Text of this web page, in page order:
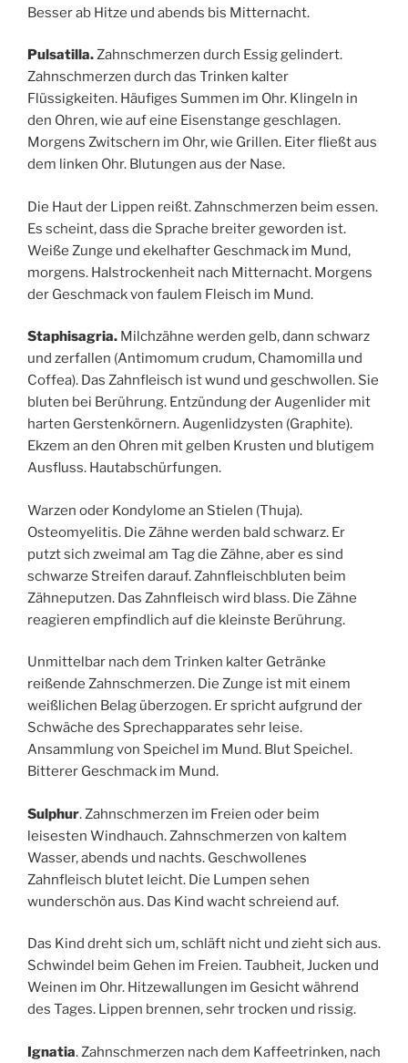
Besser ab Hitze und abends bis Mitternacht.
Pulsatilla.Zahnschmerzen durch Essig gelindert.
Zahnschmerzen durch das Trinken kalter
Flüssigkeiten. Häufiges Summen im Ohr. Klingeln in
den Ohren, wie auf eine Eisenstange geschlagen.
Morgens Zwitschern im Ohr, wie Grillen. Eiter fließt aus
dem linken Ohr. Blutungen aus der Nase.
Die Haut der Lippen reißt. Zahnschmerzen beim essen.
Es scheint, dass die Sprache breiter geworden ist.
Weiße Zunge und ekelhafter Geschmack im Mund,
morgens. Halstrockenheit nach Mitternacht. Morgens
der Geschmack von faulem Fleisch im Mund.
Staphisagria. Milchzähne werden gelb, dann schwarz
und zerfallen (Antimomum crudum, Chamomilla und
Coffea). Das Zahnfleisch ist wund und geschwollen. Sie
bluten bei Berührung. Entzündung der Augenlider mit
harten Gerstenkörnern. Augenlidzysten (Graphite).
Ekzem an den Ohren mit gelben Krusten und blutigem
Ausfluss. Hautabschürfungen.
Warzen oder Kondylome an Stielen (Thuja).
Osteomyelitis. Die Zähne werden bald schwarz. Er
putzt sich zweimal am Tag die Zähne, aber es sind
schwarze Streifen darauf. Zahnfleischbluten beim
Zähneputzen. Das Zahnfleisch wird blass. Die Zähne
reagieren empfindlich auf die kleinste Berührung.
Unmittelbar nach dem Trinken kalter Getränke
reißende Zahnschmerzen. Die Zunge ist mit einem
weißlichen Belag überzogen. Er spricht aufgrund der
Schwäche des Sprechapparates sehr leise.
Ansammlung von Speichel im Mund. Blut Speichel.
Bitterer Geschmack im Mund.
Sulphur. Zahnschmerzen im Freien oder beim
leisesten Windhauch. Zahnschmerzen von kaltem
Wasser, abends und nachts. Geschwollenes
Zahnfleisch blutet leicht. Die Lumpen sehen
wunderschön aus. Das Kind wacht schreiend auf.
Das Kind dreht sich um, schläft nicht und zieht sich aus.
Schwindel beim Gehen im Freien. Taubheit, Jucken und
Weinen im Ohr. Hitzewallungen im Gesicht während
des Tages. Lippen brennen, sehr trocken und rissig.
Ignatia. Zahnschmerzen nach dem Kaffeetrinken, nach